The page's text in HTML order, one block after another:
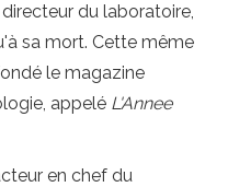
du laboratoire,
sa mort. Cette même
le magazine
appelé L'Annee
en chef du